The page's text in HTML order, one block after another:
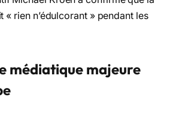
« rien n’édulcorant » pendant les
médiatique majeure